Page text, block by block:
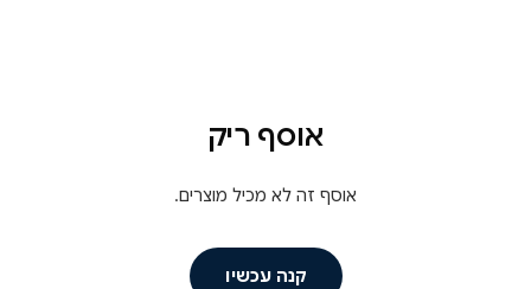
אוסף ריק
אוסף זה לא מכיל מוצרים.
קנה עכשיו